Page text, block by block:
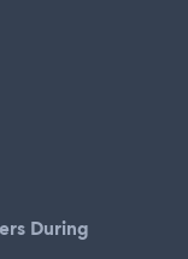
During